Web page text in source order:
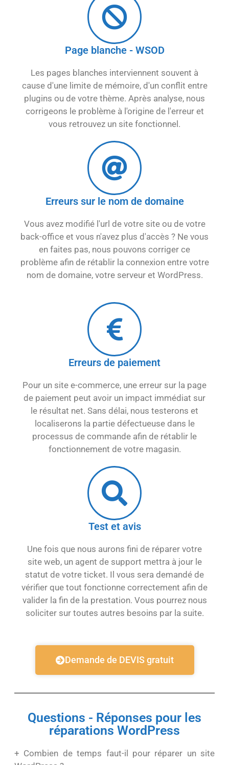
Page blanche - WSOD
Les pages blanches interviennent souvent à
cause d'une limite de mémoire, d'un conflit entre
plugins ou de votre thème. Après analyse, nous
corrigeons le problème à l'origine de l'erreur et
vous retrouvez un site fonctionnel.
Erreurs sur le nom de domaine
Vous avez modifié l'url de votre site ou de votre
back-office et vous n'avez plus d'accès ? Ne vous
en faites pas, nous pouvons corriger ce
problème afin de rétablir la connexion entre votre
nom de domaine, votre serveur et WordPress.
Erreurs de paiement
Pour un site e-commerce, une erreur sur la page
de paiement peut avoir un impact immédiat sur
le résultat net. Sans délai, nous testerons et
localiserons la partie défectueuse dans le
processus de commande afin de rétablir le
fonctionnement de votre magasin.
Test et avis
Une fois que nous aurons fini de réparer votre
site web, un agent de support mettra à jour le
statut de votre ticket. Il vous sera demandé de
vérifier que tout fonctionne correctement afin de
valider la fin de la prestation. Vous pourrez nous
soliciter sur toutes autres besoins par la suite.
Demande de DEVIS gratuit
Questions - Réponses pour les
réparations WordPress
+ Combien de temps faut-il pour réparer un site